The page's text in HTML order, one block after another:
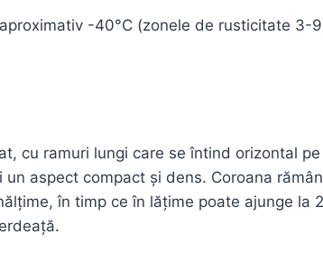
-40°C (zonele de rusticitate 3-
cu ramuri lungi care se întind orizontal pe
aspect compact și dens. Coroana
în timp ce în lățime poate ajunge la